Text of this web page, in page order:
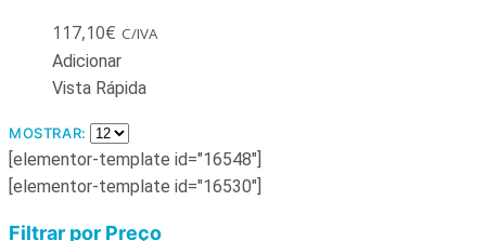
117,10€ C/IVA
Adicionar
Vista Rápida
MOSTRAR:
[elementor-template id="16548"]
[elementor-template id="16530"]
Filtrar por Preço